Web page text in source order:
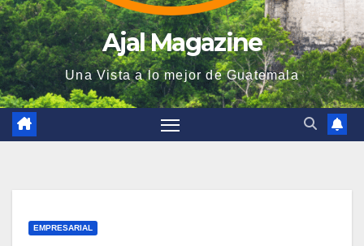
Ajal Magazine
Una Vista a lo mejor de Guatemala
EMPRESARIAL